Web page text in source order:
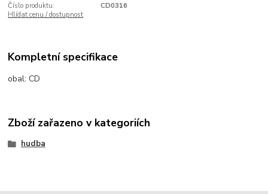
Číslo produktu:
CD0316
Hlídat cenu / dostupnost
Kompletní specifikace
obal: CD
Zboží zařazeno v kategoriích
hudba